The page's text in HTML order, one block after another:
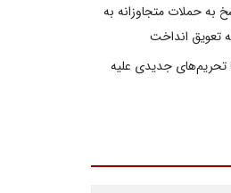
به حملات متجاوزانه به
تعویق انداخت
تحریم‌های جدیدی علیه